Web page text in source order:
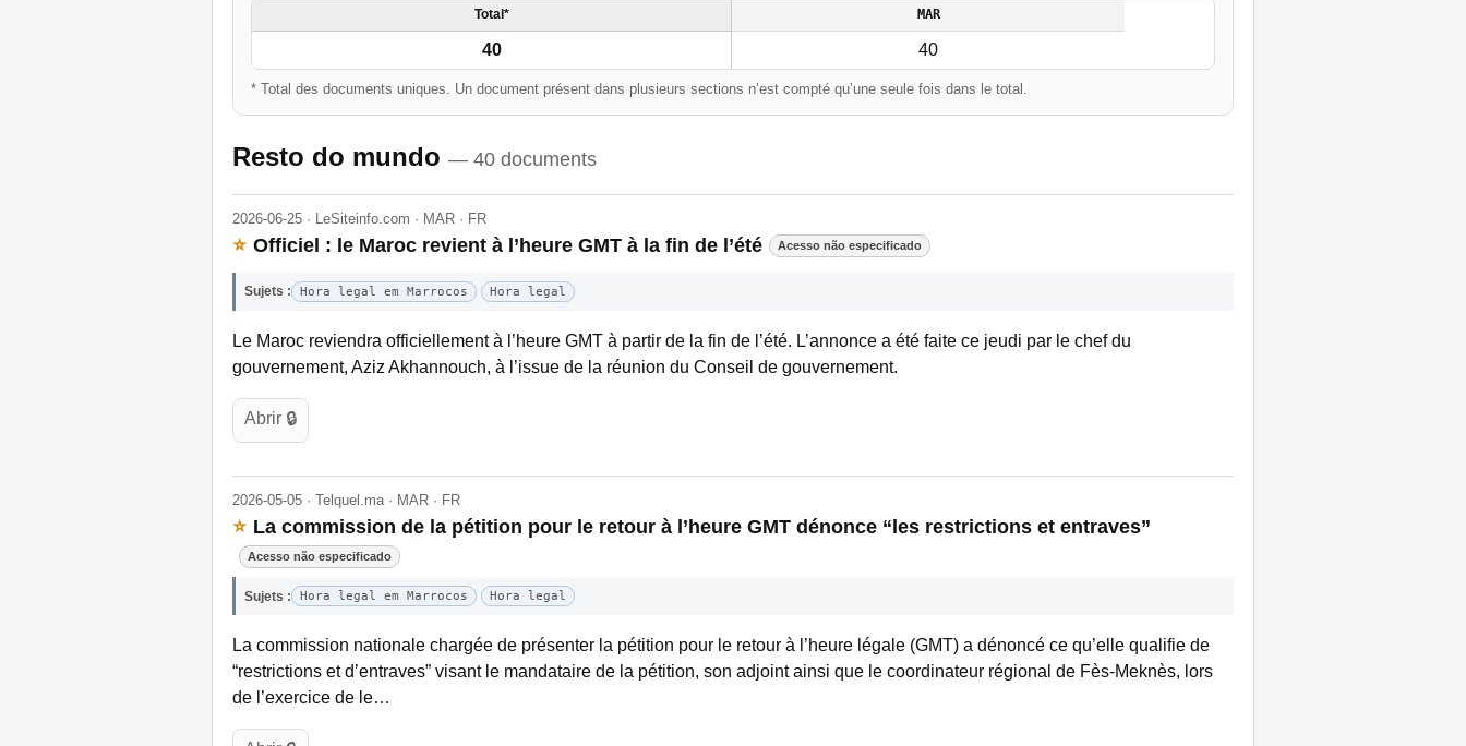
Total* MAR
40 40
* Total des documents uniques. Un document présent dans plusieurs sections n’est compté qu’une seule fois dans le total.
Resto do mundo — 40 documents
2026-06-25 · LeSiteinfo.com · MAR · FR
⭐ Officiel : le Maroc revient à l’heure GMT à la fin de l’été Acesso não especificado
Sujets : Hora legal em Marrocos Hora legal
Le Maroc reviendra officiellement à l’heure GMT à partir de la fin de l’été. L’annonce a été faite ce jeudi par le chef du
gouvernement, Aziz Akhannouch, à l’issue de la réunion du Conseil de gouvernement.
Abrir 🔒
2026-05-05 · Telquel.ma · MAR · FR
⭐ La commission de la pétition pour le retour à l’heure GMT dénonce “les restrictions et entraves”
Acesso não especificado
Sujets : Hora legal em Marrocos Hora legal
La commission nationale chargée de présenter la pétition pour le retour à l’heure légale (GMT) a dénoncé ce qu’elle qualifie de
“restrictions et d’entraves” visant le mandataire de la pétition, son adjoint ainsi que le coordinateur régional de Fès-Meknès, lors
de l’exercice de le…